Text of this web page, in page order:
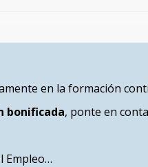
en la formación
bonificada, ponte en
Empleo…